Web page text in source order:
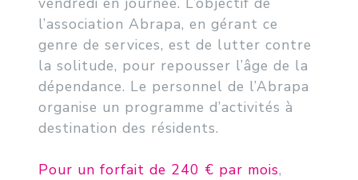
l’association Abrapa, en gérant ce
genre de services, est de lutter contre
la solitude, pour repousser l’âge de la
dépendance. Le personnel de l’Abrapa
organise un programme d’activités à
destination des résidents.
Pour un forfait de 240 € par mois,